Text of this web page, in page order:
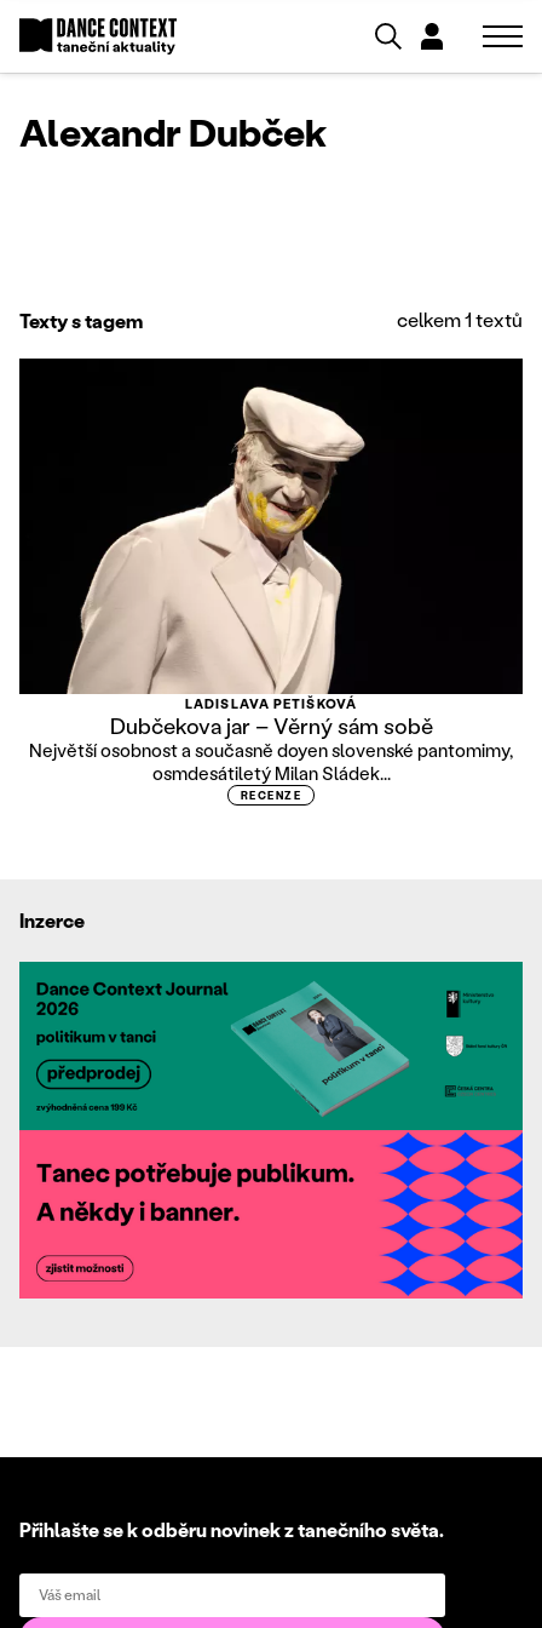
Alexandr Dubček
Texty s tagem celkem 1 textů
LADISLAVA PETIŠKOVÁ
Dubčekova jar – Věrný sám sobě
Největší osobnost a současně doyen slovenské pantomimy,
osmdesátiletý Milan Sládek...
RECENZE
Inzerce
Přihlašte se k odběru novinek z tanečního světa.